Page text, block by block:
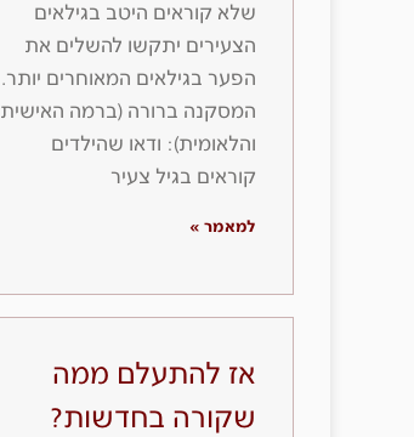
שלא קוראים היטב בגילאים
הצעירים יתקשו להשלים את
הפער בגילאים המאוחרים יותר.
המסקנה ברורה (ברמה האישית
והלאומית): ודאו שהילדים
קוראים בגיל צעיר
למאמר »
אז להתעלם ממה
שקורה בחדשות?